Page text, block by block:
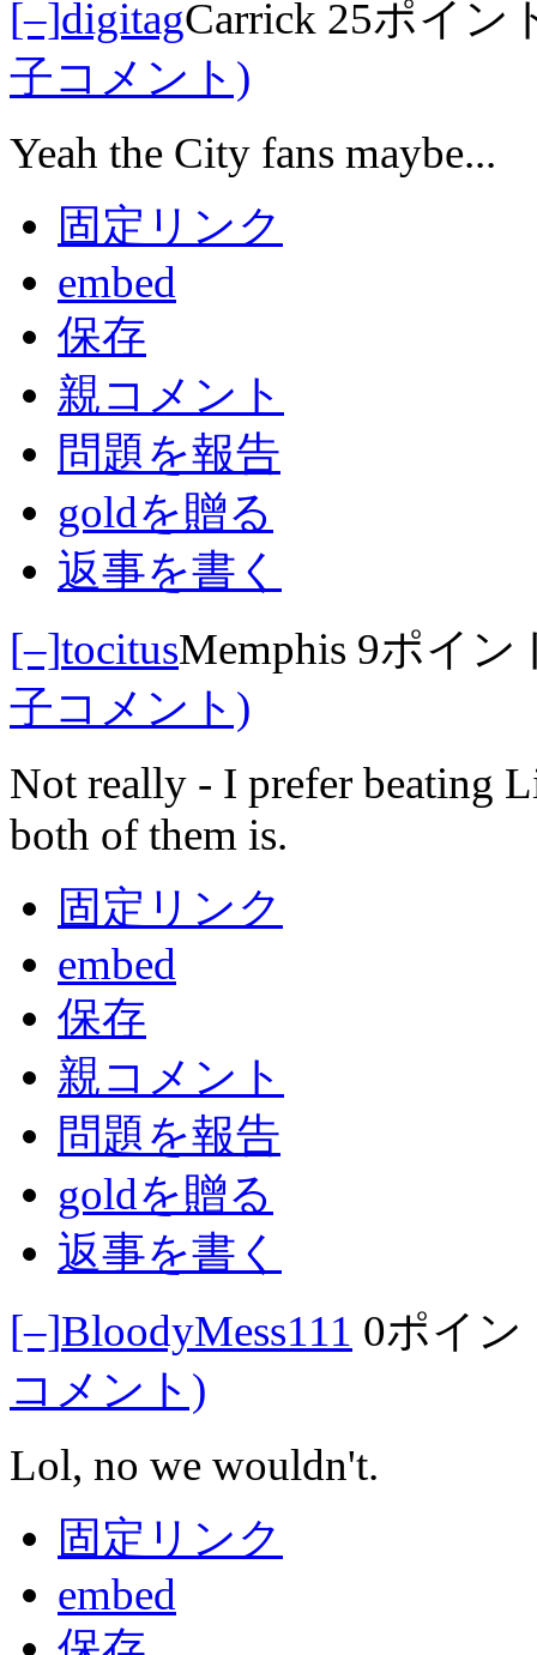
[–]digitagCarrick 25ポイン
子コメント)
Yeah the City fans maybe...
固定リンク
embed
保存
親コメント
問題を報告
goldを贈る
返事を書く
[–]tocitusMemphis 9ポイン
子コメント)
Not really - I prefer beating
both of them is.
固定リンク
embed
保存
親コメント
問題を報告
goldを贈る
返事を書く
[–]BloodyMess111 0ポイン
コメント)
Lol, no we wouldn't.
固定リンク
embed